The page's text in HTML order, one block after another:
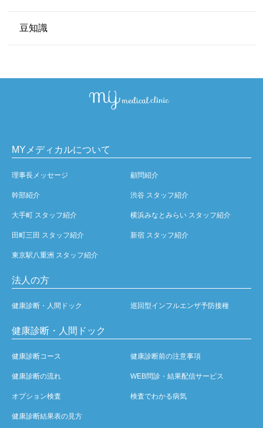
豆知識
MYメディカルについて
理事長メッセージ 顧問紹介
幹部紹介 渋谷 スタッフ紹介
大手町 スタッフ紹介 横浜みなとみらい スタッフ紹介
田町三田 スタッフ紹介 新宿 スタッフ紹介
東京駅八重洲 スタッフ紹介
法人の方
健康診断・人間ドック 巡回型インフルエンザ予防接種
健康診断・人間ドック
健康診断コース 健康診断前の注意事項
健康診断の流れ WEB問診・結果配信サービス
オプション検査 検査でわかる病気
健康診断結果表の見方